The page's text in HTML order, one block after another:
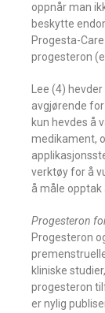
oppnår man
beskytte
Progesta-
progesteron
Lee (4)
avgjørende
kun hevdes å
medikament,
verktøy for å
å måle opptak
Progesteron
Progesteron
kliniske
progesteron
er nylig